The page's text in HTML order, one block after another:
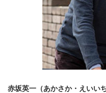
赤坂英一（あかさか・えいいち